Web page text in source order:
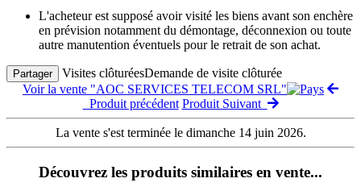
L'acheteur est supposé avoir visité les biens avant son enchère
en prévision notamment du démontage, déconnexion ou toute
autre manutention éventuels pour le retrait de son achat.
Partager Visites clôturéesDemande de visite clôturée
Voir la vente "AOC SERVICES TELECOM SRL"
Produit précédent Produit Suivant
La vente s'est terminée le dimanche 14 juin 2026.
Découvrez les produits similaires en vente...